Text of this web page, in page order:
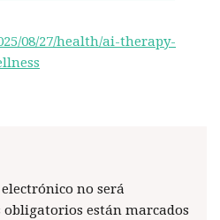
08/27/health/ai-therapy-
no será
obligatorios están marcados